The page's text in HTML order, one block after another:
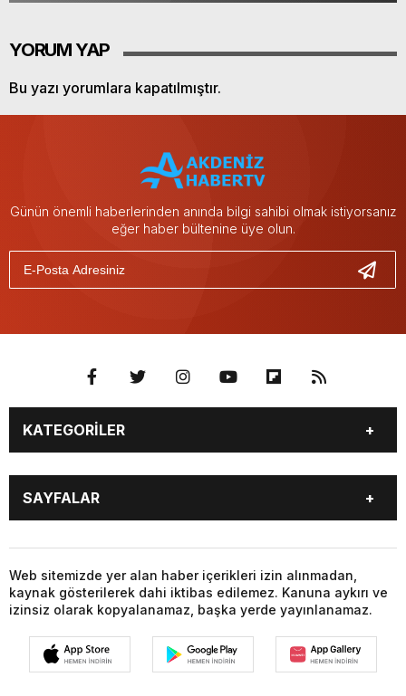
YORUM YAP
Bu yazı yorumlara kapatılmıştır.
Günün önemli haberlerinden anında bilgi sahibi olmak istiyorsanız
eğer haber bültenine üye olun.
KATEGORİLER
GÜNDEM
SEKTÖR ÖZEL
DÜNYA
EKONOMİ
SPOR
SAYFALAR
DÜNYA
SİYASET
EKONOMİ
SPOR
Web sitemizde yer alan haber içerikleri izin alınmadan,
kaynak gösterilerek dahi iktibas edilemez. Kanuna aykırı ve
izinsiz olarak kopyalanamaz, başka yerde yayınlanamaz.